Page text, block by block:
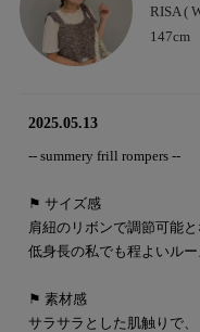
RISA (
147cm
2025.05.13
-- summery frill rompers --
⚑ サイズ感
肩紐のリボンで調節可能と
低身長の私でも程よいル
⚑ 素材感
サラサラとした肌触りで、